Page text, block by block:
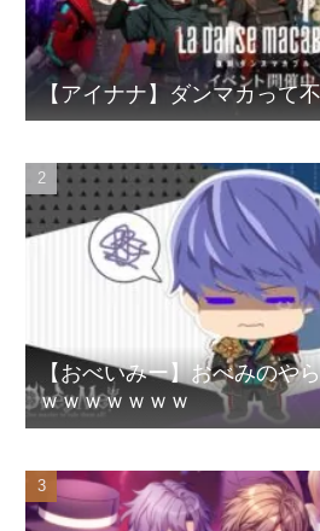
【アイナナ】ダンマカって
【おべいみー】おべみのや
ｗｗｗｗｗｗｗ